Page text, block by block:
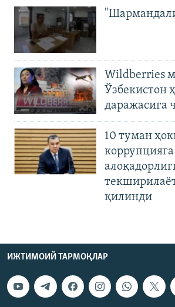
Wildberries
Ўзбекистон
даражасига
10 туман
коррупцияга
қилинди
ИЖТИМОИЙ ТАРМОҚЛАР